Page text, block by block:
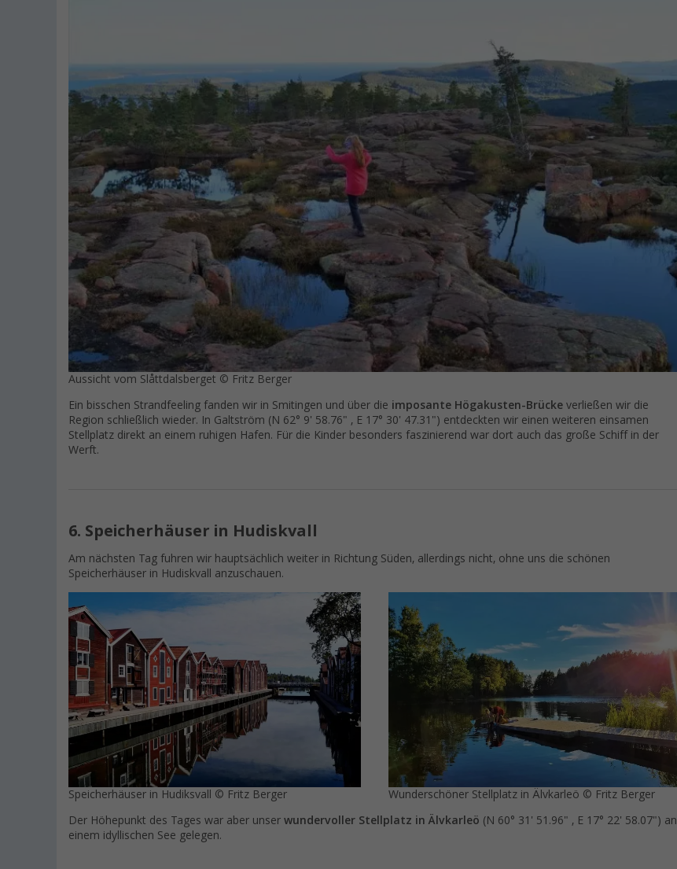
Aussicht vom Slåttdalsberget © Fritz Berger
Ein bisschen Strandfeeling fanden wir in Smitingen und über die imposante Högakusten-Brücke verließen wir die
Region schließlich wieder. In Galtström (N 62° 9' 58.76" , E 17° 30' 47.31") entdeckten wir einen weiteren einsamen
Stellplatz direkt an einem ruhigen Hafen. Für die Kinder besonders faszinierend war dort auch das große Schiff in der
Werft.
6. Speicherhäuser in Hudiskvall
Am nächsten Tag fuhren wir hauptsächlich weiter in Richtung Süden, allerdings nicht, ohne uns die schönen
Speicherhäuser in Hudiskvall anzuschauen.
Speicherhäuser in Hudiksvall © Fritz Berger Wunderschöner Stellplatz in Älvkarleö © Fritz Berger
Der Höhepunkt des Tages war aber unser wundervoller Stellplatz in Älvkarleö (N 60° 31' 51.96" , E 17° 22' 58.07") an
einem idyllischen See gelegen.